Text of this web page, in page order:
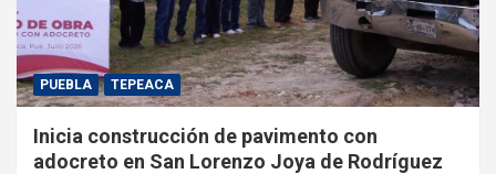
PUEBLA TEPEACA
Inicia construcción de pavimento con
adocreto en San Lorenzo Joya de Rodríguez